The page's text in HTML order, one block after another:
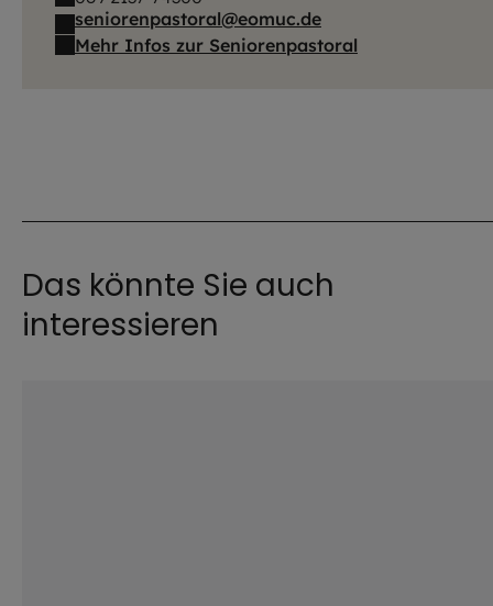
seniorenpastoral@eomuc.de
Mehr Infos zur Seniorenpastoral
Das könnte Sie auch
interessieren